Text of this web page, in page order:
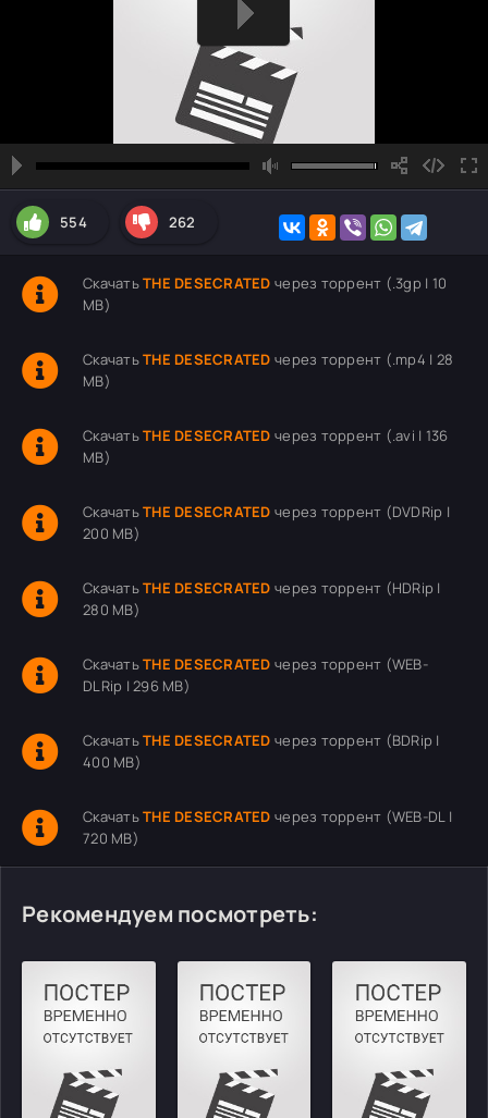
554 262
СкачатьTHE DESECRATED через торрент (.3gp | 10
MB)
СкачатьTHE DESECRATED через торрент (.mp4 | 28
MB)
СкачатьTHE DESECRATED через торрент (.avi | 136
MB)
СкачатьTHE DESECRATED через торрент (DVDRip |
200 MB)
СкачатьTHE DESECRATED через торрент (HDRip |
280 MB)
СкачатьTHE DESECRATED через торрент (WEB-
DLRip | 296 MB)
СкачатьTHE DESECRATED через торрент (BDRip |
400 MB)
СкачатьTHE DESECRATED через торрент (WEB-DL |
720 MB)
Рекомендуем посмотреть: